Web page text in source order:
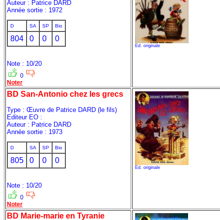
Auteur : Patrice DARD
Année sortie : 1972
D SA SP Bio
804 0 0 0
Note : 10/20
0
Noter
Ed. originale
BD San-Antonio chez les grecs
Type : Œuvre de Patrice DARD (le fils)
Editeur EO :
Auteur : Patrice DARD
Année sortie : 1973
D SA SP Bio
805 0 0 0
Note : 10/20
0
Noter
Ed. originale
BD Marie-marie en Tyranie